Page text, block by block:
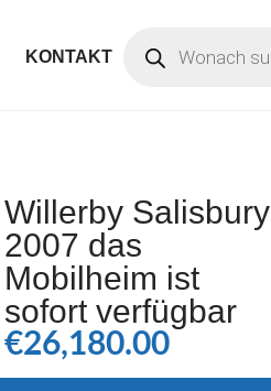
KONTAKT
Willerby Salisbury
2007 das
Mobilheim ist
sofort verfügbar
€26,180.00